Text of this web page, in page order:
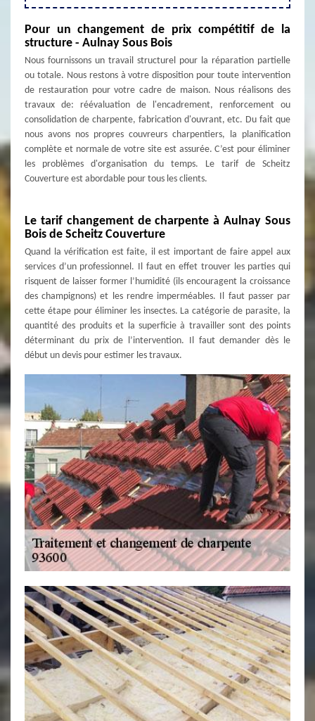
Pour un changement de prix compétitif de la
structure - Aulnay Sous Bois
Nous fournissons un travail structurel pour la réparation partielle
ou totale. Nous restons à votre disposition pour toute intervention
de restauration pour votre cadre de maison. Nous réalisons des
travaux de: réévaluation de l'encadrement, renforcement ou
consolidation de charpente, fabrication d'ouvrant, etc. Du fait que
nous avons nos propres couvreurs charpentiers, la planification
complète et normale de votre site est assurée. C’est pour éliminer
les problèmes d'organisation du temps. Le tarif de Scheitz
Couverture est abordable pour tous les clients.
Le tarif changement de charpente à Aulnay Sous
Bois de Scheitz Couverture
Quand la vérification est faite, il est important de faire appel aux
services d’un professionnel. Il faut en effet trouver les parties qui
risquent de laisser former l’humidité (ils encouragent la croissance
des champignons) et les rendre imperméables. Il faut passer par
cette étape pour éliminer les insectes. La catégorie de parasite, la
quantité des produits et la superficie à travailler sont des points
déterminant du prix de l’intervention. Il faut demander dès le
début un devis pour estimer les travaux.